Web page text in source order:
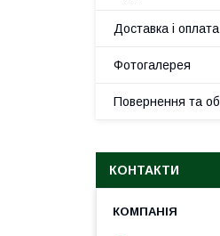
Доставка і оплата
Фотогалерея
Повернення та
КОНТАКТИ